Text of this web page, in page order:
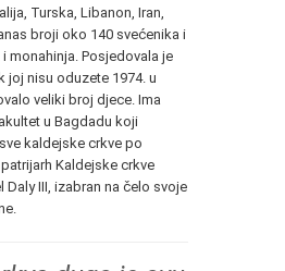
Turska, Libanon, Iran,
broji oko 140 svećenika i
monahinja. Posjedovala je
joj nisu oduzete 1974. u
veliki broj djece. Ima
u Bagdadu koji
kaldejske crkve po
Kaldejske crkve
Daly III, izabran na čelo svoje